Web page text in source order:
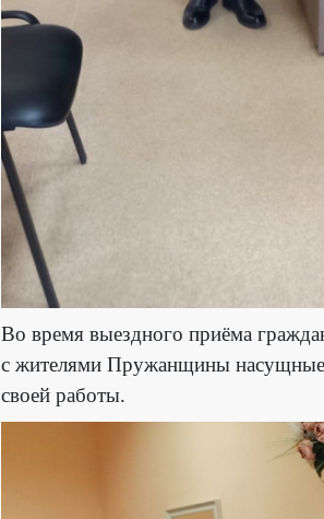
Во время выездного приёма
с жителями Пружанщины насущные
своей работы.